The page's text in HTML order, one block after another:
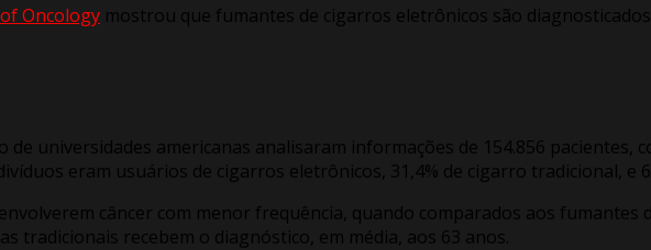
Oncology mostrou que fumantes de cigarros eletrônicos são
universidades americanas analisaram informações de 154.856 pacientes,
eram usuários de cigarros eletrônicos, 31,4% de cigarro tradicional, e
câncer com menor frequência, quando comparados aos fumantes
tradicionais recebem o diagnóstico, em média, aos 63 anos.